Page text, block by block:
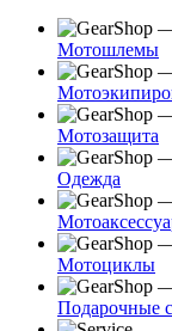
Мотошлемы
Мотозащита
Одежда
Мотоциклы
Подарочные